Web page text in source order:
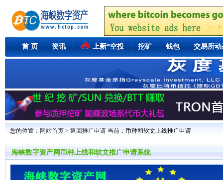
首 页 资讯 上新*空投 挖矿 钱包 交易所动
您的位置： 网站首页 > 返回推广申请 当前：币种和软文上线推广申请
海峡数字资产网币种上线和软文推广申请系统